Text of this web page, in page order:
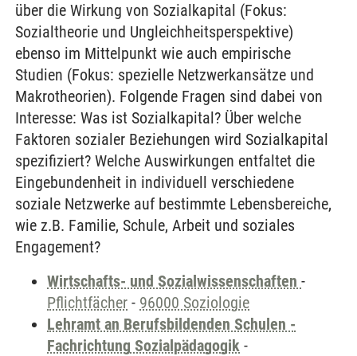
über die Wirkung von Sozialkapital (Fokus:
Sozialtheorie und Ungleichheitsperspektive)
ebenso im Mittelpunkt wie auch empirische
Studien (Fokus: spezielle Netzwerkansätze und
Makrotheorien). Folgende Fragen sind dabei von
Interesse: Was ist Sozialkapital? Über welche
Faktoren sozialer Beziehungen wird Sozialkapital
spezifiziert? Welche Auswirkungen entfaltet die
Eingebundenheit in individuell verschiedene
soziale Netzwerke auf bestimmte Lebensbereiche,
wie z.B. Familie, Schule, Arbeit und soziales
Engagement?
Wirtschafts- und Sozialwissenschaften -
Pflichtfächer - 96000 Soziologie
Lehramt an Berufsbildenden Schulen -
Fachrichtung Sozialpädagogik -